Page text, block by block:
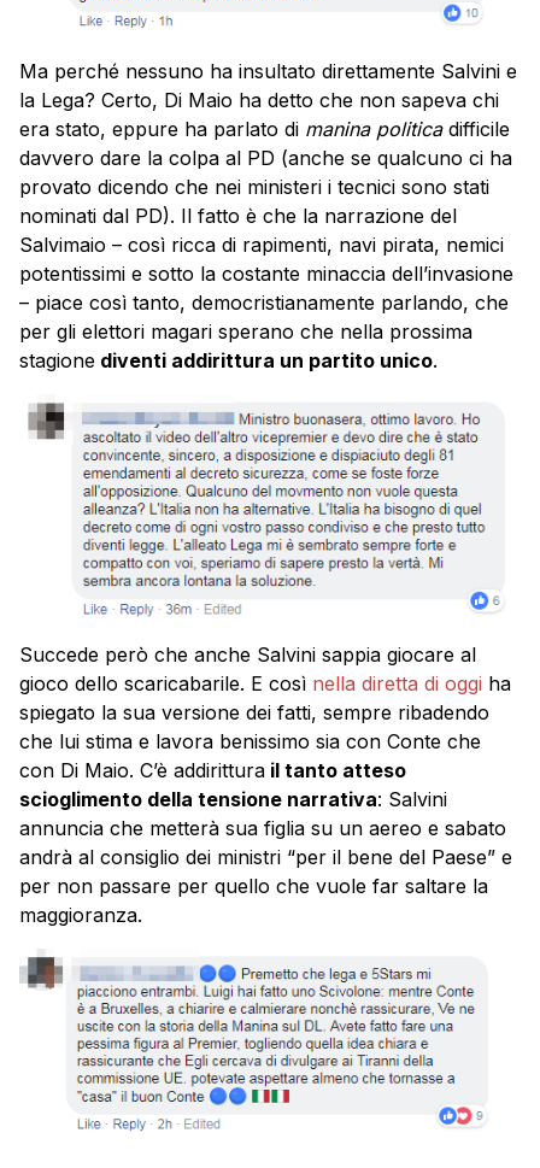
Ma perché nessuno ha insultato direttamente Salvini e
la Lega? Certo, Di Maio ha detto che non sapeva chi
era stato, eppure ha parlato di manina politicadifficile
davvero dare la colpa al PD (anche se qualcuno ci ha
provato dicendo che nei ministeri i tecnici sono stati
nominati dal PD). Il fatto è che la narrazione del
Salvimaio – così ricca di rapimenti, navi pirata, nemici
potentissimi e sotto la costante minaccia dell’invasione
– piace così tanto, democristianamente parlando, che
per gli elettori magari sperano che nella prossima
stagione diventi addirittura un partito unico.
Succede però che anche Salvini sappia giocare al
gioco dello scaricabarile. E così nella diretta di oggi ha
spiegato la sua versione dei fatti, sempre ribadendo
che lui stima e lavora benissimo sia con Conte che
con Di Maio. C’è addirittura il tanto atteso
scioglimento della tensione narrativa: Salvini
annuncia che metterà sua figlia su un aereo e sabato
andrà al consiglio dei ministri “per il bene del Paese” e
per non passare per quello che vuole far saltare la
maggioranza.